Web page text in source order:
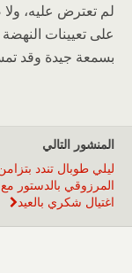
لم تعترض عليه،
على تعيينات
بسمعة جيدة وقد
المنشور التالي
ليلي طوبال تندد
المرزوقي بالدستور
اغتيال شكري بالعيد